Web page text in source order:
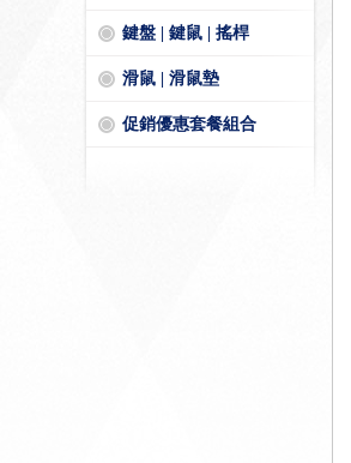
鍵盤 | 鍵鼠 | 搖桿
滑鼠 | 滑鼠墊
促銷優惠套餐組合